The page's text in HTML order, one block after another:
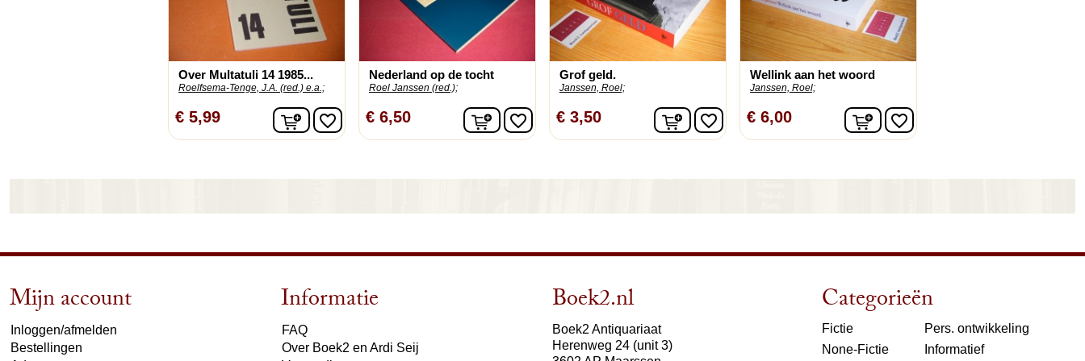
Over Multatuli 14 1985...
Roelfsema-Tenge, J.A. (red.) e.a.;
€ 5,99 In winkelwagen
favorite_border
Nederland op de tocht
Roel Janssen (red.);
€ 6,50 In winkelwagen
favorite_border
Grof geld.
Janssen, Roel;
€ 3,50 In winkelwagen
favorite_border
Wellink aan het woord
Janssen, Roel;
€ 6,00 In winkelwagen
favorite_border
Mijn account
Inloggen/afmelden
Bestellingen
Informatie
FAQ
Over Boek2 en Ardi Seij
Boek2.nl
Boek2 Antiquariaat
Herenweg 24 (unit 3)
Categorieën
Fictie
None-Fictie
Pers. ontwikkeling
Informatief